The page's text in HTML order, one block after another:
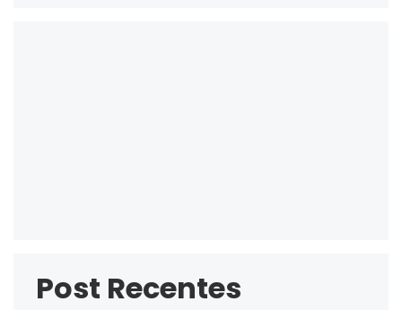
Post Recentes